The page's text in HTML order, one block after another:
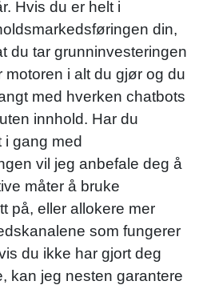
Hvis du er helt i
din,
du tar grunninvesteringen
motoren i alt du gjør og du
med hverken chatbots
innhold. Har du
i gang med
vil jeg anbefale deg å
måter å bruke
på, eller allokere mer
som fungerer
du ikke har gjort deg
kan jeg nesten garantere